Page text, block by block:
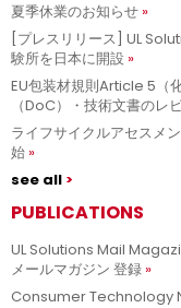
夏季休業のお知らせ
[プレスリリース] UL
験所を日本に開設
EU包装材規則Article 5（
（DoC）・技術文書のレ
ライフサイクルアセスメ
始
see all
PUBLICATIONS
UL Solutions Mail
メールマガジン 登録
Consumer Technology